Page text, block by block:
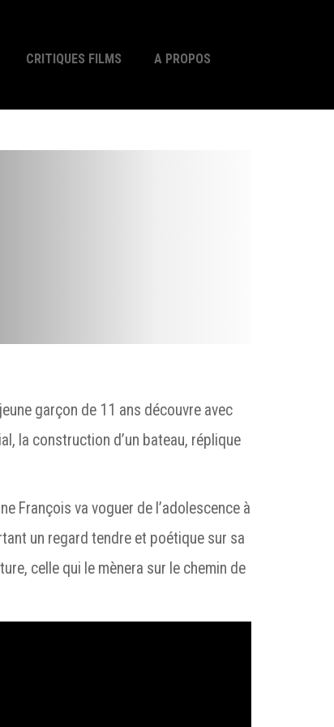
CRITIQUES FILMS A PROPOS
garçon de 11 ans découvre avec
la construction d’un bateau, réplique
François va voguer de l’adolescence à
un regard tendre et poétique sur sa
celle qui le mènera sur le chemin de